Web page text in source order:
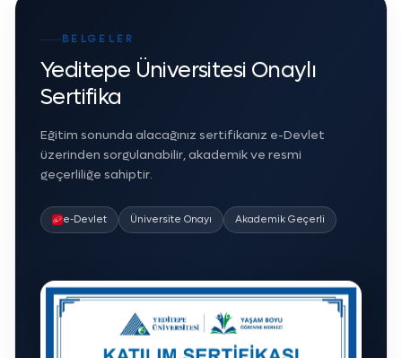
BELGELER
Yeditepe Üniversitesi Onaylı
Sertifika
Eğitim sonunda alacağınız sertifikanız e-Devlet
üzerinden sorgulanabilir, akademik ve resmi
geçerliliğe sahiptir.
e-Devlet Üniversite Onayı Akademik Geçerli